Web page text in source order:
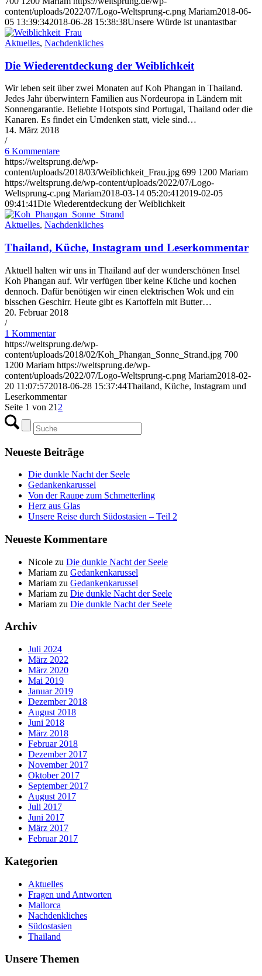
content/uploads/2022/07/Logo-Weltsprung-c.png Mariam2018-06-
05 13:39:342018-06-28 15:38:38Unsere Würde ist unantastbar
Aktuelles, Nachdenkliches
Die Wiederentdeckung der Weiblichkeit
Wir leben seit über zwei Monaten auf Koh Phangan in Thailand.
Jedes Jahr überwintern Familien aus Nordeuropa in Ländern mit
Sonnengarantie. Beliebte Hotspots sind Portugal, Thailand oder die
Kanaren. Es findet ein Umdenken statt, viele sind…
14. März 2018
/
6 Kommentare
https://weltsprung.de/wp-
content/uploads/2018/03/Weiblichkeit_Frau.jpg 699 1200 Mariam
https://weltsprung.de/wp-content/uploads/2022/07/Logo-
Weltsprung-c.png Mariam2018-03-14 05:20:41 2019-02-05
09:41:41Die Wiederentdeckung der Weiblichkeit
Aktuelles, Nachdenkliches
Thailand, Küche, Instagram und Leserkommentar
Aktuell halten wir uns in Thailand auf der wunderschönen Insel
Koh Phangan auf. Wir verfügen über keine Küche und kochen
dennoch. Dafür benötigen wir einen elektrischen Wok und ein
bisschen Geschirr. Heute gibt es Kartoffeln mit Butter…
20. Februar 2018
/
1 Kommentar
https://weltsprung.de/wp-
content/uploads/2018/02/Koh_Phangan_Sonne_Strand.jpg 700
1200 Mariam https://weltsprung.de/wp-
content/uploads/2022/07/Logo-Weltsprung-c.png Mariam2018-02-
20 11:07:572018-06-28 15:37:44Thailand, Küche, Instagram und
Leserkommentar
Seite 1 von 21 2
Neueste Beiträge
Die dunkle Nacht der Seele
Gedankenkarussel
Von der Raupe zum Schmetterling
Herz aus Glas
Unsere Reise durch Südostasien – Teil 2
Neueste Kommentare
Nicole zu Die dunkle Nacht der Seele
Mariam zu Gedankenkarussel
Mariam zu Gedankenkarussel
Mariam zu Die dunkle Nacht der Seele
Mariam zu Die dunkle Nacht der Seele
Archiv
Juli 2024
März 2022
März 2020
Mai 2019
Januar 2019
Dezember 2018
August 2018
Juni 2018
März 2018
Februar 2018
Dezember 2017
November 2017
Oktober 2017
September 2017
August 2017
Juli 2017
Juni 2017
März 2017
Februar 2017
Kategorien
Aktuelles
Fragen und Antworten
Mallorca
Nachdenkliches
Südostasien
Thailand
Unsere Themen